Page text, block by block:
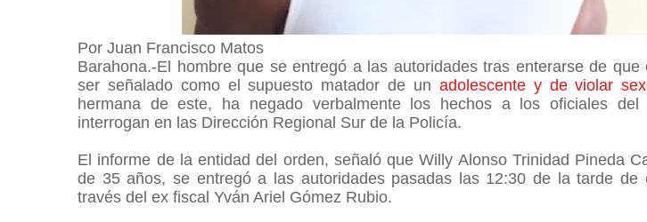
Por Juan Francisco Matos
Barahona.-El hombre que se entregó a las autoridades tras enterarse de que
ser señalado como el supuesto matador de un adolescente y de violar
hermana de este, ha negado verbalmente los hechos a los oficiales
interrogan en las Dirección Regional Sur de la Policía.
El informe de la entidad del orden, señaló que Willy Alonso Trinidad Pineda
de 35 años, se entregó a las autoridades pasadas las 12:30 de la tarde de
través del ex fiscal Yván Ariel Gómez Rubio.